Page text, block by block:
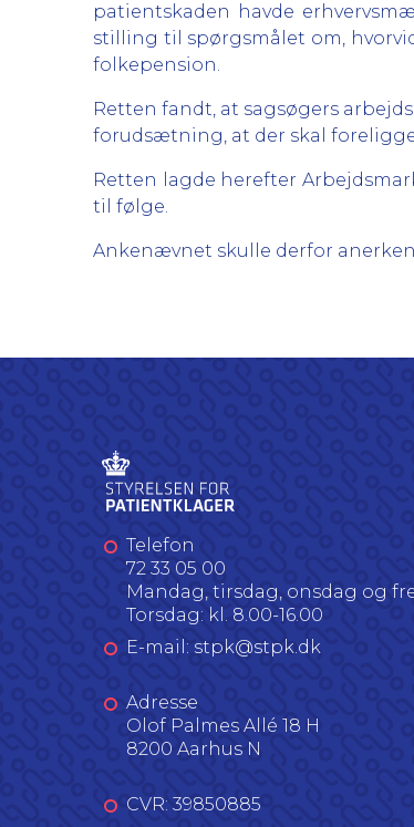
patientskaden havde
stilling til spørgsmålet om,
folkepension.
Retten fandt, at sagsøgers
forudsætning, at der skal
Retten lagde herefter
til følge.
Ankenævnet skulle derfor
Telefon
72 33 05 00
Mandag, tirsdag, onsdag og
Torsdag: kl. 8.00-16.00
E-mail: stpk@stpk.dk
Adresse
Olof Palmes Allé 18 H
8200 Aarhus N
CVR: 39850885